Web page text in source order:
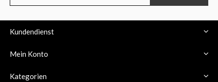
Kundendienst
Mein Konto
Kategorien